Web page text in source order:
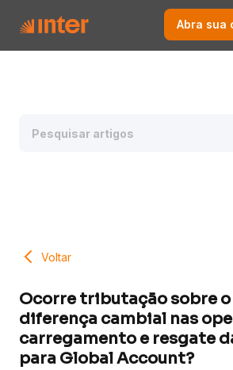
Abra sua
Voltar
Ocorre tributação sobre o
diferença cambial nas
carregamento e resgate
para Global Account?